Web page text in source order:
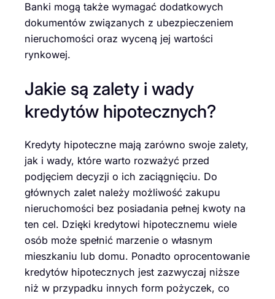
Banki mogą także wymagać dodatkowych
dokumentów związanych z ubezpieczeniem
nieruchomości oraz wyceną jej wartości
rynkowej.
Jakie są zalety i wady
kredytów hipotecznych?
Kredyty hipoteczne mają zarówno swoje zalety,
jak i wady, które warto rozważyć przed
podjęciem decyzji o ich zaciągnięciu. Do
głównych zalet należy możliwość zakupu
nieruchomości bez posiadania pełnej kwoty na
ten cel. Dzięki kredytowi hipotecznemu wiele
osób może spełnić marzenie o własnym
mieszkaniu lub domu. Ponadto oprocentowanie
kredytów hipotecznych jest zazwyczaj niższe
niż w przypadku innych form pożyczek, co